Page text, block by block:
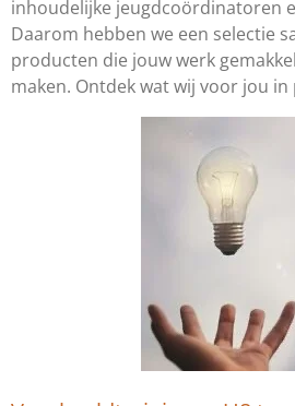
inhoudelijke jeugdcoördinatoren
Daarom hebben we een selectie
producten die jouw werk
maken. Ontdek wat wij voor jou